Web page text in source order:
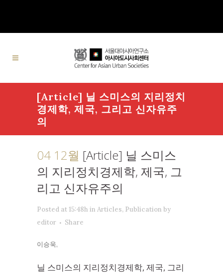
[Article] 닐 스미스의 지리정치
경제학, 제국, 그리고 신자유주
의
04 12월 [Article] 닐 스미스
의 지리정치경제학, 제국, 그
리고 신자유주의
Posted at 15:48h in Articles, Publication by
editor
Share
이승욱,
닐 스미스의 지리정치경제학, 제국, 그리